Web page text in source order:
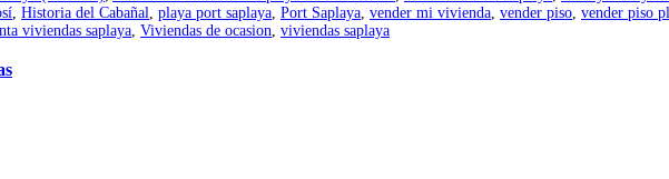
, Historia del Cabañal, playa port saplaya, Port Saplaya, vender mi vivienda, vender piso, vender piso
viviendas saplaya, Viviendas de ocasion, viviendas saplaya